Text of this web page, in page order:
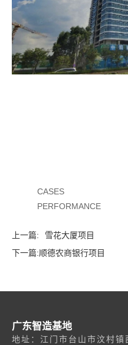
CASES
PERFORMANCE
上一篇:
雪花大厦项目
下一篇:顺德农商银行项目
广东智造基地
地址：江门市台山市汶村